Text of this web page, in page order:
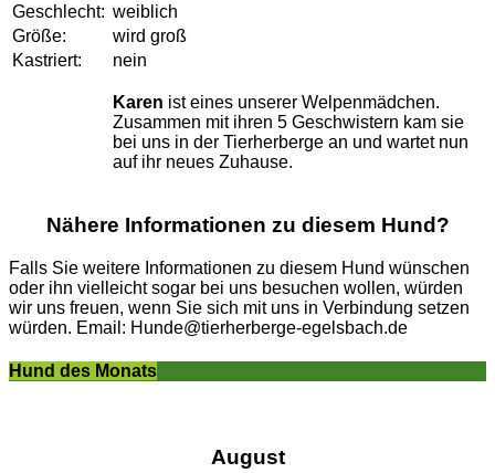
Geschlecht: weiblich
Größe:
wird groß
Kastriert:
nein
Karen ist eines unserer Welpenmädchen.
Zusammen mit ihren 5 Geschwistern kam sie
bei uns in der Tierherberge an und wartet nun
auf ihr neues Zuhause.
Nähere Informationen zu diesem Hund?
Falls Sie weitere Informationen zu diesem Hund wünschen
oder ihn vielleicht sogar bei uns besuchen wollen, würden
wir uns freuen, wenn Sie sich mit uns in Verbindung setzen
würden. Email: Hunde@tierherberge-egelsbach.de
Hund des Monats
August